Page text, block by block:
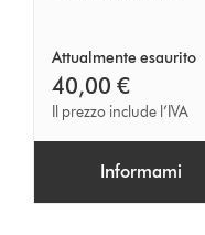
Attualmente esaurito
40,00 €
Il prezzo include l’IVA
Informami